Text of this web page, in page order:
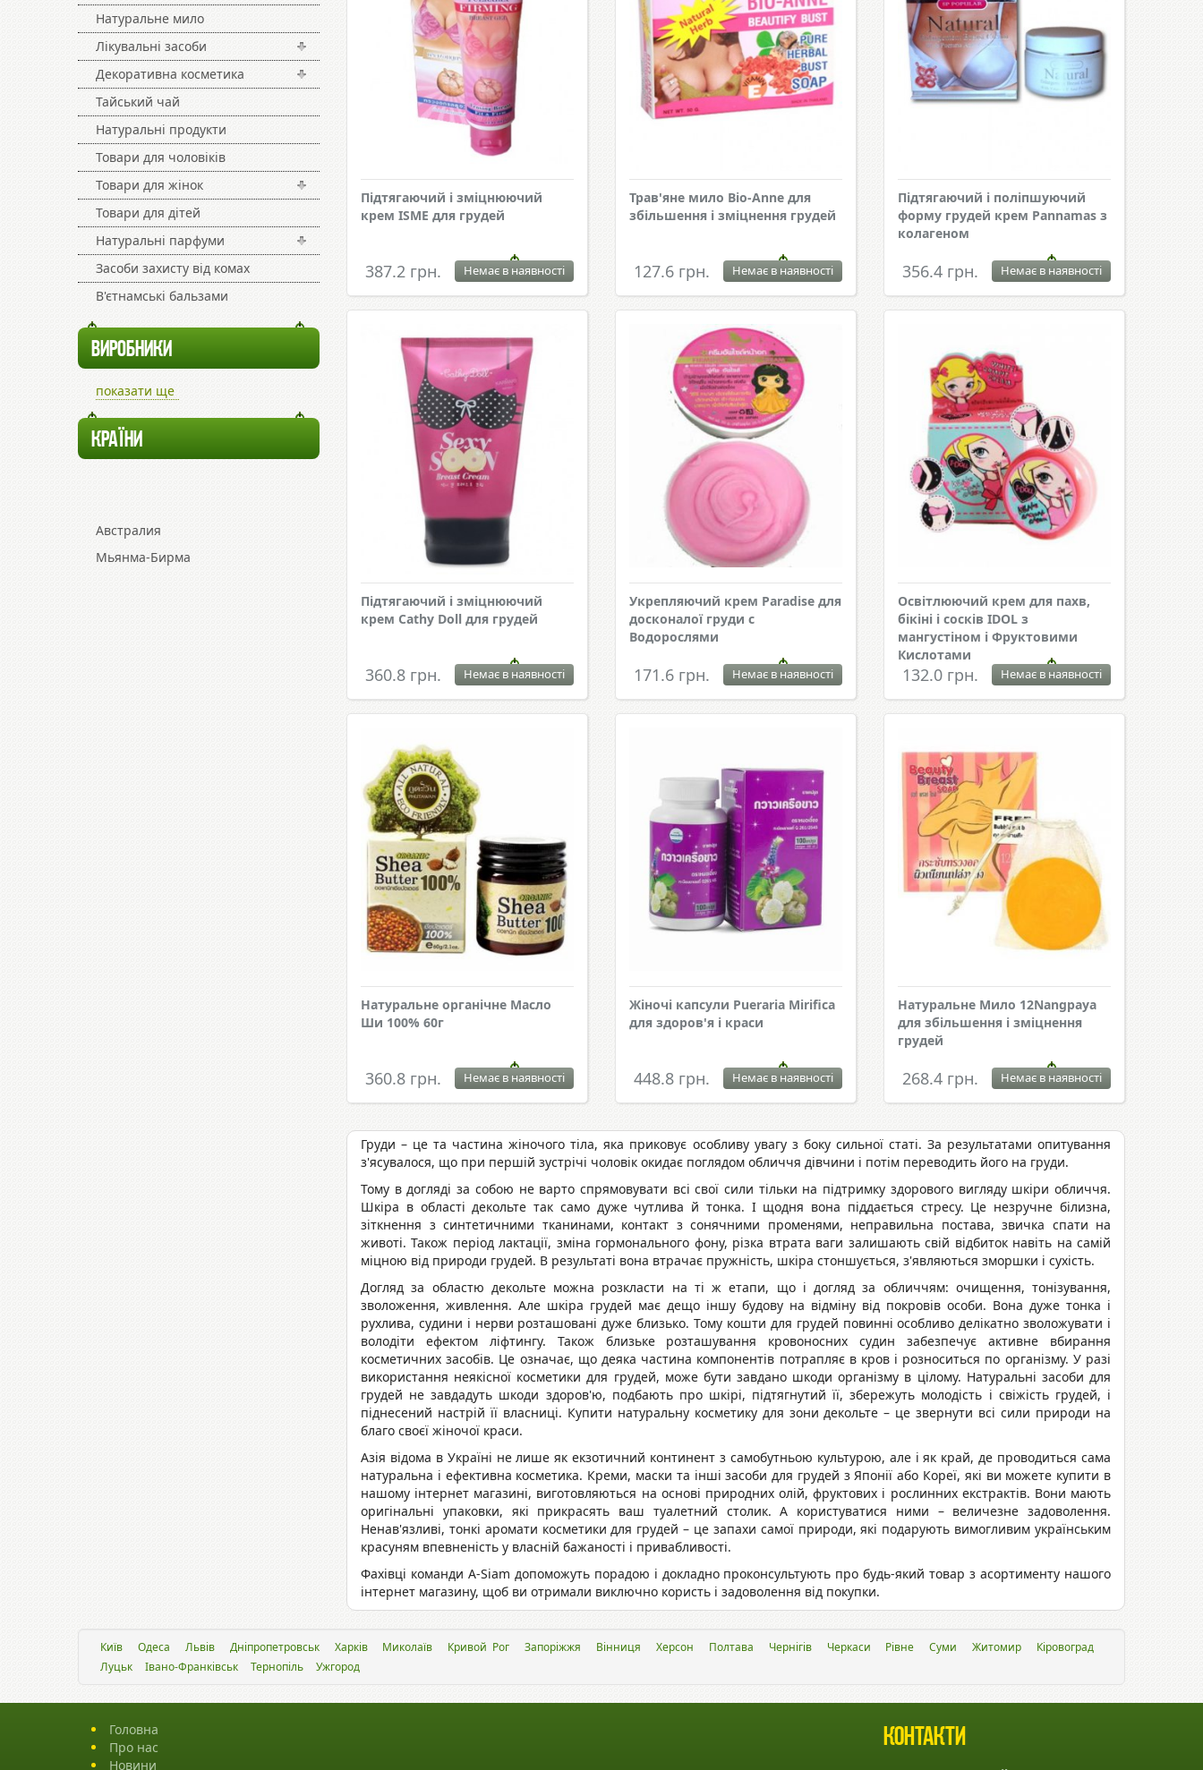
Натуральне мило
Лікувальні засоби
Декоративна косметика
Тайський чай
Натуральні продукти
Товари для чоловіків
Товари для жінок
Товари для дітей
Натуральні парфуми
Засоби захисту від комах
В'єтнамські бальзами
ВИРОБНИКИ
показати ще
КРАЇНИ
Австралия
Мьянма-Бирма
Підтягаючий і зміцнюючий
крем ISME для грудей
387.2 грн. Немає в наявності
Трав'яне мило Bio-Anne для
збільшення і зміцнення грудей
127.6 грн. Немає в наявності
Підтягаючий і поліпшуючий
форму грудей крем Pannamas з
колагеном
356.4 грн. Немає в наявності
Підтягаючий і зміцнюючий
крем Cathy Doll для грудей
360.8 грн. Немає в наявності
Укрепляючий крем Paradise для
досконалої груди c
Водорослями
171.6 грн. Немає в наявності
Освітлюючий крем для пахв,
бікіні і сосків IDOL з
мангустіном і Фруктовими
Кислотами
132.0 грн. Немає в наявності
Натуральне органічне Масло
Ши 100% 60г
360.8 грн. Немає в наявності
Жіночі капсули Pueraria Mirifica
для здоров'я і краси
448.8 грн. Немає в наявності
Натуральне Мило 12Nangpaya
для збільшення і зміцнення
грудей
268.4 грн. Немає в наявності
Груди – це та частина жіночого тіла, яка приковує особливу увагу з боку сильної статі. За результатами опитування
з'ясувалося, що при першій зустрічі чоловік окидає поглядом обличчя дівчини і потім переводить його на груди.
Тому в догляді за собою не варто спрямовувати всі свої сили тільки на підтримку здорового вигляду шкіри обличчя.
Шкіра в області декольте так само дуже чутлива й тонка. І щодня вона піддається стресу. Це незручне білизна,
зіткнення з синтетичними тканинами, контакт з сонячними променями, неправильна постава, звичка спати на
животі. Також період лактації, зміна гормонального фону, різка втрата ваги залишають свій відбиток навіть на самій
міцною від природи грудей. В результаті вона втрачає пружність, шкіра стоншується, з'являються зморшки і сухість.
Догляд за областю декольте можна розкласти на ті ж етапи, що і догляд за обличчям: очищення, тонізування,
зволоження, живлення. Але шкіра грудей має дещо іншу будову на відміну від покровів особи. Вона дуже тонка і
рухлива, судини і нерви розташовані дуже близько. Тому кошти для грудей повинні особливо делікатно зволожувати і
володіти ефектом ліфтингу. Також близьке розташування кровоносних судин забезпечує активне вбирання
косметичних засобів. Це означає, що деяка частина компонентів потрапляє в кров і розноситься по організму. У разі
використання неякісної косметики для грудей, може бути завдано шкоди організму в цілому. Натуральні засоби для
грудей не завдадуть шкоди здоров'ю, подбають про шкірі, підтягнутий її, збережуть молодість і свіжість грудей, і
піднесений настрій її власниці. Купити натуральну косметику для зони декольте – це звернути всі сили природи на
благо своєї жіночої краси.
Азія відома в Україні не лише як екзотичний континент з самобутньою культурою, але і як край, де проводиться сама
натуральна і ефективна косметика. Креми, маски та інші засоби для грудей з Японії або Кореї, які ви можете купити в
нашому інтернет магазині, виготовляються на основі природних олій, фруктових і рослинних екстрактів. Вони мають
оригінальні упаковки, які прикрасять ваш туалетний столик. А користуватися ними – величезне задоволення.
Ненав'язливі, тонкі аромати косметики для грудей – це запахи самої природи, які подарують вимогливим українським
красуням впевненість у власній бажаності і привабливості.
Фахівці команди A-Siam допоможуть порадою і докладно проконсультують про будь-який товар з асортименту нашого
інтернет магазину, щоб ви отримали виключно користь і задоволення від покупки.
Київ Одеса Львiв Дніпропетровськ Харків Миколаїв Кривой Рог Запоріжжя Вінниця Херсон Полтава Чернігів Черкаси Рівне Суми Житомир
Кіровоград
Луцьк
Івано-Франківськ Тернопіль Ужгород
Головна
Про нас
Новини
Контакти